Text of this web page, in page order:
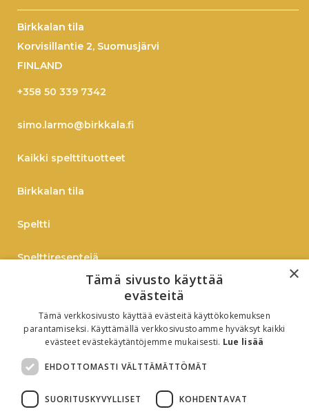
Birkkalan tila
Korvisillantie 2, Suomusjärvi
FINLAND
+358 50 339 7342
simo.larmo@birkkala.fi
Kaikki spelttituotteet
Birkkalan tila
Speltti
Spelttireseptejä
Verkkokauppaan
B2B
Oiva-raportti
×
Tämä sivusto käyttää
evästeitä
Tämä verkkosivusto käyttää evästeitä käyttökokemuksen
parantamiseksi. Käyttämällä verkkosivustoamme hyväksyt kaikki
evästeet evästekäytäntöjemme mukaisesti. Lue lisää
EHDOTTOMASTI VÄLTTÄMÄTTÖMÄT
SUORITUSKYVYLLISET KOHDENTAVAT